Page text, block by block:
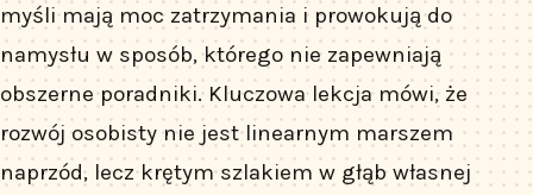
myśli mają moc zatrzymania i prowokują do
namysłu w sposób, którego nie zapewniają
obszerne poradniki. Kluczowa lekcja mówi, że
rozwój osobisty nie jest linearnym marszem
naprzód, lecz krętym szlakiem w głąb własnej